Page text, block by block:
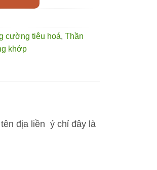
cường tiêu hoá, Thần
khớp
địa liền ý chỉ đây là